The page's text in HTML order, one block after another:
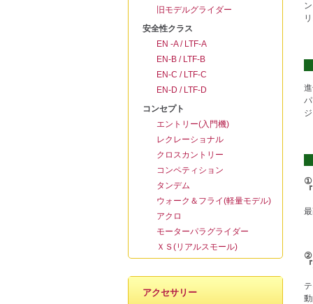
旧モデルグライダー
安全性クラス
EN -A / LTF-A
EN-B / LTF-B
EN-C / LTF-C
EN-D / LTF-D
コンセプト
エントリー(入門機)
レクレーショナル
クロスカントリー
コンペティション
タンデム
ウォーク＆フライ(軽量モデル)
アクロ
モーターパラグライダー
ＸＳ(リアルスモール)
アクセサリー
①
②